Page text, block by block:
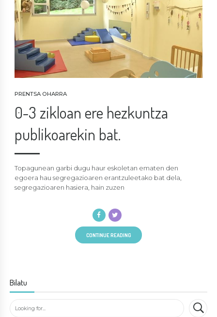
PRENTSA OHARRA
0-3 zikloan ere hezkuntza
publikoarekin bat.
Topagunean garbi dugu haur eskoletan ematen den
egoera hau segregazioaren erantzuleetako bat dela,
segregazioaren hasiera, hain zuzen
CONTINUE READING
Bilatu